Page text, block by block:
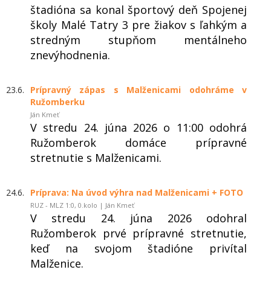
štadióna sa konal športový deň Spojenej
školy Malé Tatry 3 pre žiakov s ľahkým a
stredným stupňom mentálneho
znevýhodnenia.
23.6.
Prípravný zápas s Malženicami odohráme v
Ružomberku
Ján Kmeť
V stredu 24. júna 2026 o 11:00 odohrá
Ružomberok domáce prípravné
stretnutie s Malženicami.
24.6. Príprava: Na úvod výhra nad Malženicami + FOTO
RUZ - MLZ 1:0, 0.kolo | Ján Kmeť
V stredu 24. júna 2026 odohral
Ružomberok prvé prípravné stretnutie,
keď na svojom štadióne privítal
Malženice.